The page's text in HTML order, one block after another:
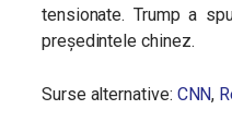
tensionate. Trump a
președintele chinez.
Surse alternative: CNN,